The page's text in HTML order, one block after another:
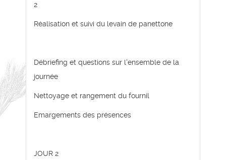
2
Réalisation et suivi du levain de panettone
Débriefing et questions sur l'ensemble de la
journée
Nettoyage et rangement du fournil
Emargements des présences
JOUR 2